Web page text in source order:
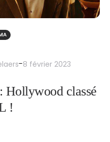
-8 février 2023
Hollywood classé
!